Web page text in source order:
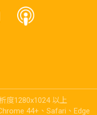
度1280x1024 以上
44+、Safari、Edge